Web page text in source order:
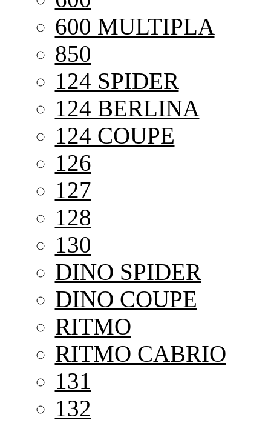
600 MULTIPLA
850
124 SPIDER
124 BERLINA
124 COUPE
126
127
128
130
DINO SPIDER
DINO COUPE
RITMO
RITMO CABRIO
131
132